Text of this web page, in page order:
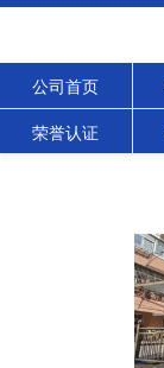
公司首页
荣誉认证